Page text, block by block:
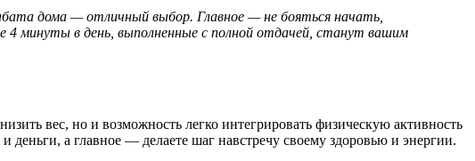
дома — отличный выбор. Главное — не бояться начать,
4 минуты в день, выполненные с полной отдачей, станут вашим
вес, но и возможность легко интегрировать физическую активность
а главное — делаете шаг навстречу своему здоровью и энергии.